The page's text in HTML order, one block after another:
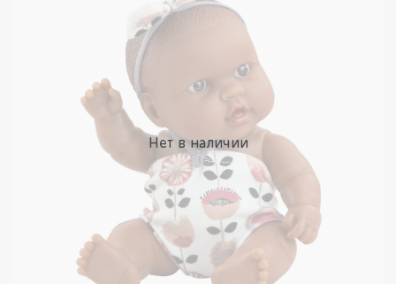
Нет в наличии